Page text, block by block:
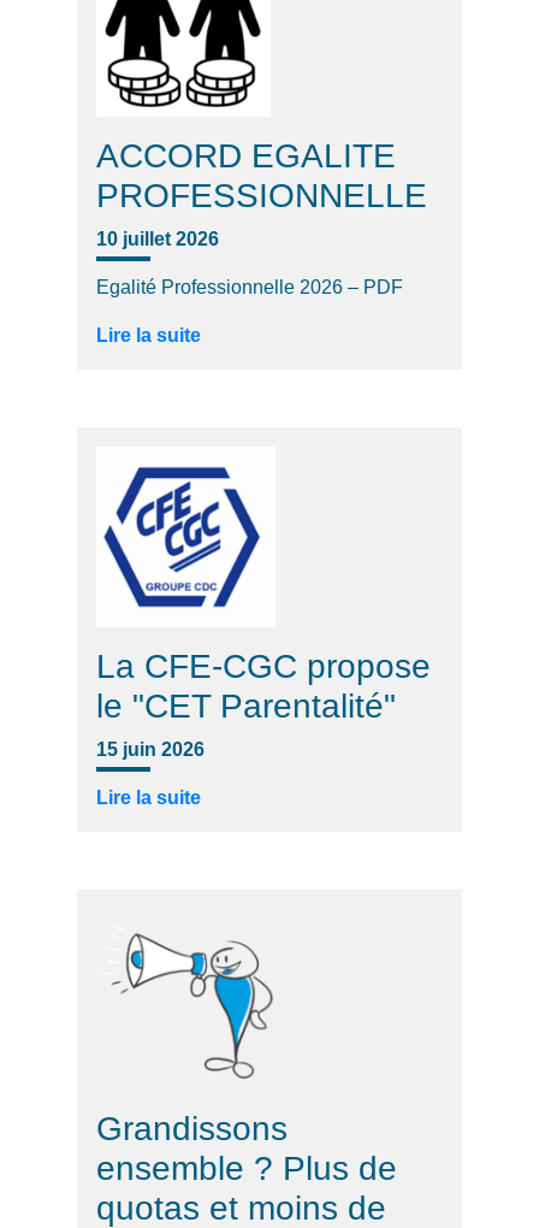
ACCORD EGALITE
PROFESSIONNELLE
10 juillet 2026
Egalité Professionnelle 2026 – PDF
Lire la suite
La CFE-CGC propose
le "CET Parentalité"
15 juin 2026
Lire la suite
Grandissons
ensemble ? Plus de
quotas et moins de